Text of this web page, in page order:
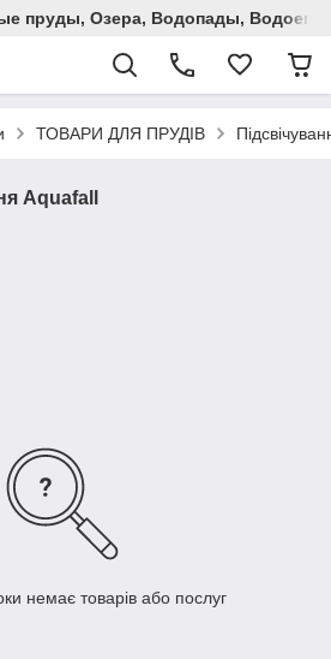
пруды, Озера, Водопады,
ТОВАРИ ДЛЯ ПРУДІВ
Aquafall
немає товарів або послуг